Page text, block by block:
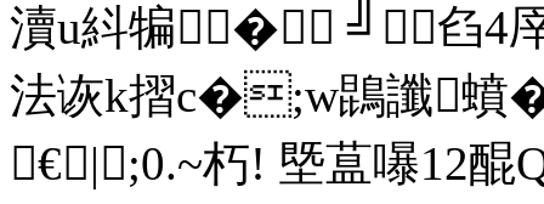
瀆u紏犏�  ╝｀臽4
法诙k摺c�;w鵾讖
€|;0.~朽! 塈蒀嚗 12